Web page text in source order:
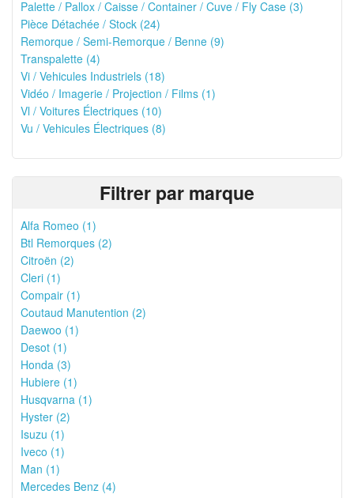
Palette / Pallox / Caisse / Container / Cuve / Fly Case (3)
Pièce Détachée / Stock (24)
Remorque / Semi-Remorque / Benne (9)
Transpalette (4)
Vi / Vehicules Industriels (18)
Vidéo / Imagerie / Projection / Films (1)
Vl / Voitures Électriques (10)
Vu / Vehicules Électriques (8)
Filtrer par marque
Alfa Romeo (1)
Btl Remorques (2)
Citroën (2)
Cleri (1)
Compair (1)
Coutaud Manutention (2)
Daewoo (1)
Desot (1)
Honda (3)
Hubiere (1)
Husqvarna (1)
Hyster (2)
Isuzu (1)
Iveco (1)
Man (1)
Mercedes Benz (4)